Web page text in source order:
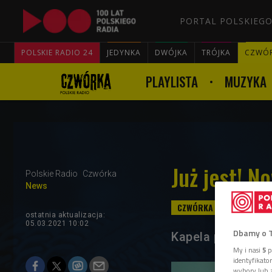
PORTAL
POLSKIE RADIO 24 JEDYNKA DWÓJKA TRÓJKA
PLAYLISTA MUZYKA
Polskie Radio
Czwórka
News
Już jest!
ostatnia aktualizacja:
05.03.2021 10:02
Kapela powraca
Dbamy o
My i nasi 5